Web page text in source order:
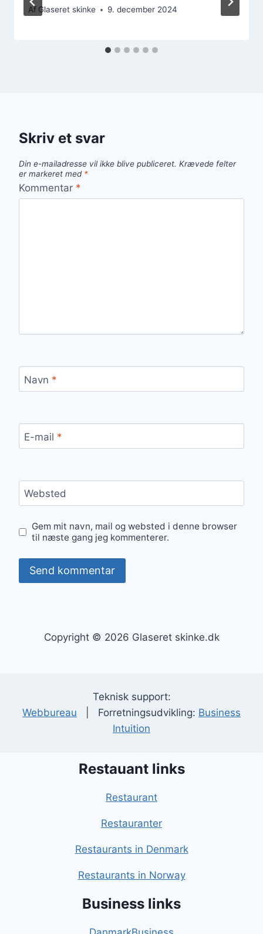
Af Glaseret skinke 9. december 2024
Skriv et svar
Din e-mailadresse vil ikke blive publiceret. Krævede felter
er markeret med *
Kommentar *
Navn *
E-mail *
Websted
Gem mit navn, mail og websted i denne browser
til næste gang jeg kommenterer.
Copyright © 2026 Glaseret skinke.dk
Teknisk support:
Webbureau | Forretningsudvikling: Business
Intuition
Restauant links
Restaurant
Restauranter
Restaurants in Denmark
Restaurants in Norway
Business links